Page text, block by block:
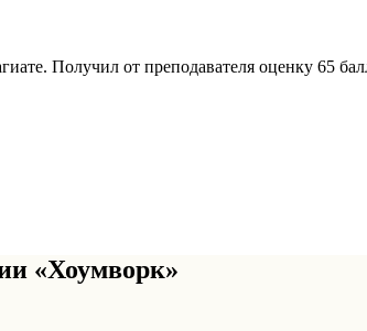
Получил от преподавателя оценку 65
«Хоумворк»